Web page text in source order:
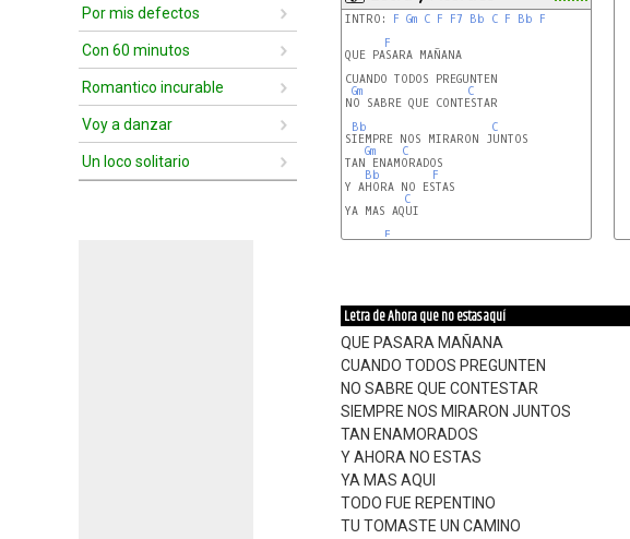
Por mis defectos
Con 60 minutos
Romantico incurable
Voy a danzar
Un loco solitario
INTRO: F Gm C F F7 Bb C F Bb
F
F
QUE PASARA MAÑANA
CUANDO TODOS PREGUNTEN
Gm
C
NO SABRE QUE CONTESTAR
Bb
C
SIEMPRE NOS MIRARON JUNTOS
Gm
C
TAN ENAMORADOS
Bb
F
Y AHORA NO ESTAS
C
YA MAS AQUI
F
Letra de Ahora que no estas aquí
QUE PASARA MAÑANA
CUANDO TODOS PREGUNTEN
NO SABRE QUE CONTESTAR
SIEMPRE NOS MIRARON JUNTOS
TAN ENAMORADOS
Y AHORA NO ESTAS
YA MAS AQUI
TODO FUE REPENTINO
TU TOMASTE UN CAMINO